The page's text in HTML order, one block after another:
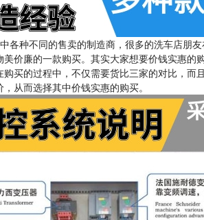
各种不同的售卖的制造商，很多的洗车店朋
美价廉的一款购买。其实大家想要价钱实惠
购买的过程中，不仅需要货比三家的对比，
从而选择其中价钱实惠的购买。